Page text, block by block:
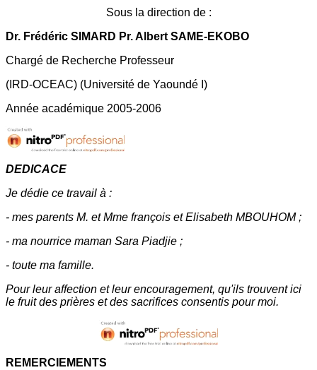
Sous la direction de :
Dr. Frédéric SIMARD Pr. Albert SAME-EKOBO
Chargé de Recherche Professeur
(IRD-OCEAC) (Université de Yaoundé I)
Année académique 2005-2006
DEDICACE
Je dédie ce travail à :
- mes parents M. et Mme françois et Elisabeth MBOUHOM ;
- ma nourrice maman Sara Piadjie ;
- toute ma famille.
Pour leur affection et leur encouragement, qu'ils trouvent ici
le fruit des prières et des sacrifices consentis pour moi.
REMERCIEMENTS